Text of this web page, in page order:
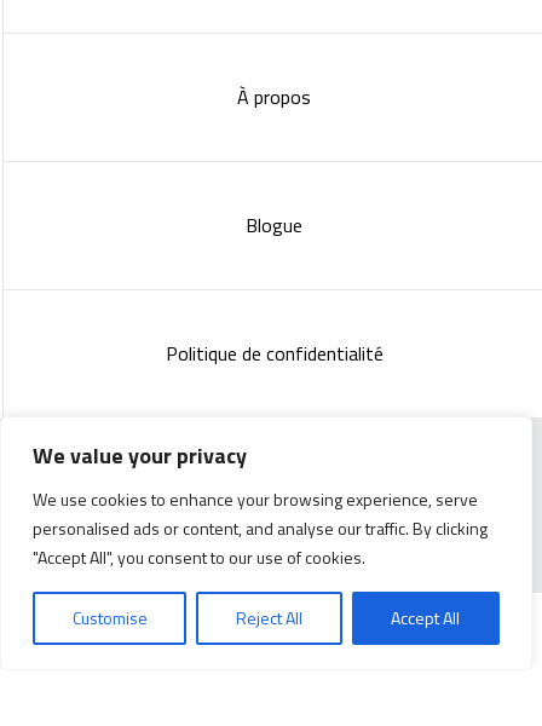
We value your privacy
We use cookies to enhance your browsing experience, serve
personalised ads or content, and analyse our traffic. By clicking
"Accept All", you consent to our use of cookies.
Customise Reject All Accept All
À propos
Blogue
Politique de confidentialité
Copyright 2023 :Standish Communications& Mélissa
Lachance